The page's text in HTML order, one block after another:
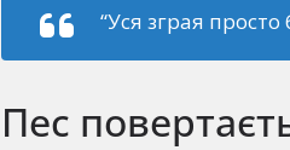
“Уся зграя просто
Пес